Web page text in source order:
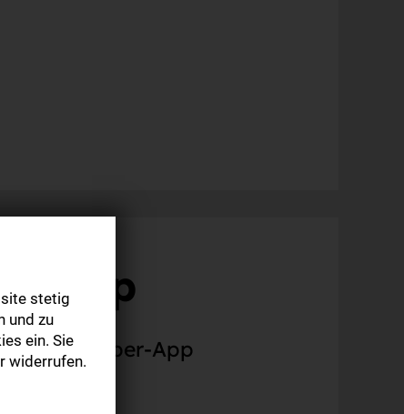
– App
zur E-Paper-App
stetig
und zu
ein. Sie
widerrufen.